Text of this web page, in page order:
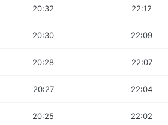
20:32 22:12
20:30 22:09
20:28 22:07
20:27 22:04
20:25 22:02